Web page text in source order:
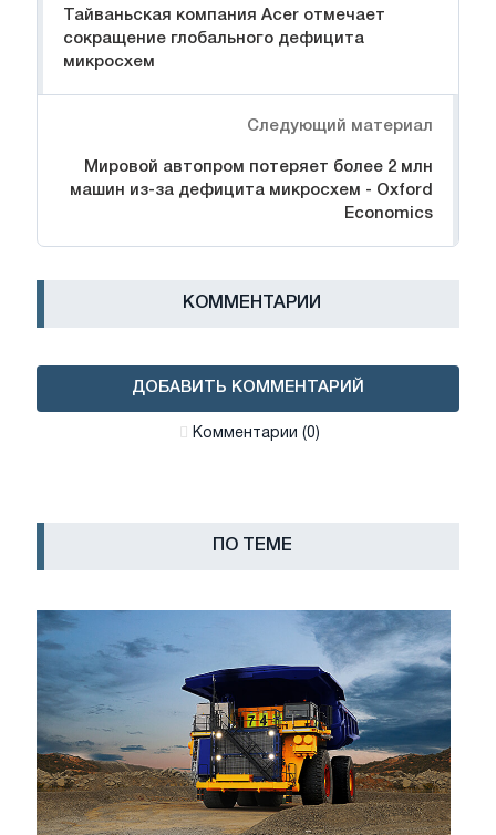
Тайваньская компания Acer отмечает
сокращение глобального дефицита
микросхем
Следующий материал
Мировой автопром потеряет более 2 млн
машин из-за дефицита микросхем - Oxford
Economics
КОММЕНТАРИИ
ДОБАВИТЬ КОММЕНТАРИЙ
Комментарии (0)
ПО ТЕМЕ